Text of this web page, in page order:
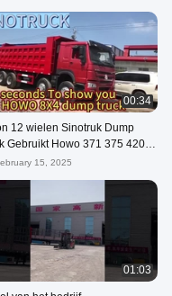
00:34
12 wielen Sinotruk Dump
Gebruikt Howo 371 375 420
Truck 8X4 Rood
15, 2025
01:03